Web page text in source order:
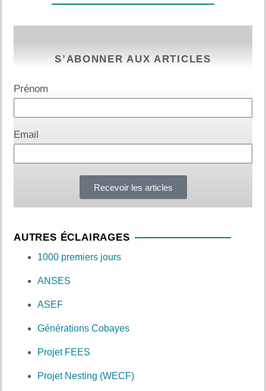
S’ABONNER AUX ARTICLES
Prénom
Email
Recevoir les articles
AUTRES ÉCLAIRAGES
1000 premiers jours
ANSES
ASEF
Générations Cobayes
Projet FEES
Projet Nesting (WECF)